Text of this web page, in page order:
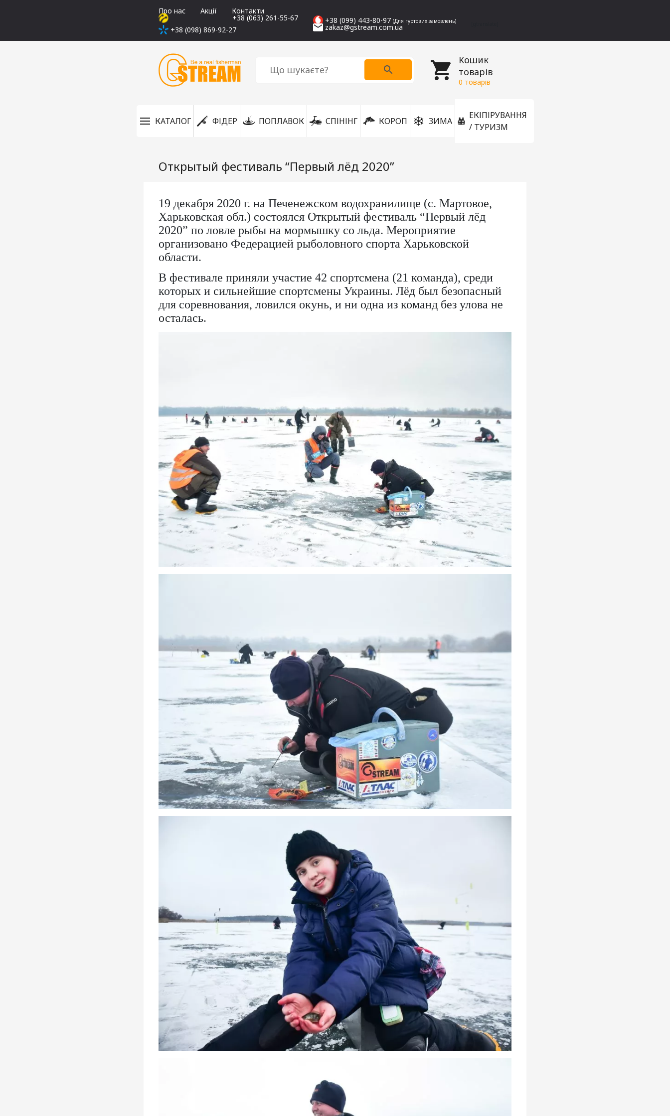
Про нас Акції Контакти
+38 (063) 261-55-67
+38 (098) 869-92-27
+38 (099) 443-80-97 (Для гуртових замовлень)
zakaz@gstream.com.ua
Кошик
товарів
0 товарів
КАТАЛОГ ФІДЕР ПОПЛАВОК СПІНІНГ КОРОП ЗИМА
ЕКІПІРУВАННЯ
/ ТУРИЗМ
Открытый фестиваль “Первый лёд 2020”
19 декабря 2020 г. на Печенежском водохранилище (с. Мартовое,
Харьковская обл.) состоялся Открытый фестиваль “Первый лёд
2020” по ловле рыбы на мормышку со льда. Мероприятие
организовано Федерацией рыболовного спорта Харьковской
области.
В фестивале приняли участие 42 спортсмена (21 команда), среди
которых и сильнейшие спортсмены Украины. Лёд был безопасный
для соревнования, ловился окунь, и ни одна из команд без улова не
осталась.